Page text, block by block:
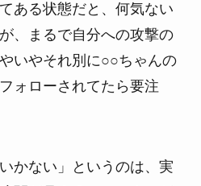
ある状態だと、何気ない
、まるで自分への攻撃の
いやそれ別に○○ちゃんの
ォローされてたら要注
かない」というのは、実